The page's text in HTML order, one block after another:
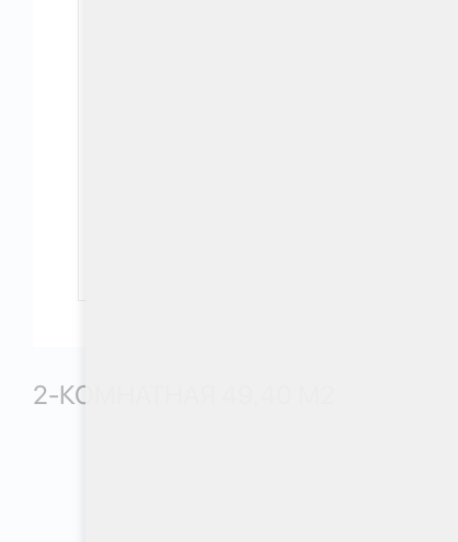
2-КОМНАТНАЯ 49,40 М